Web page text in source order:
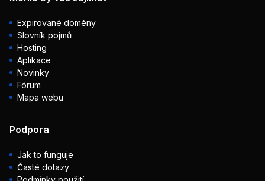
Expirované domény
Slovník pojmů
Hosting
Aplikace
Novinky
Fórum
Mapa webu
Podpora
Jak to funguje
Časté dotazy